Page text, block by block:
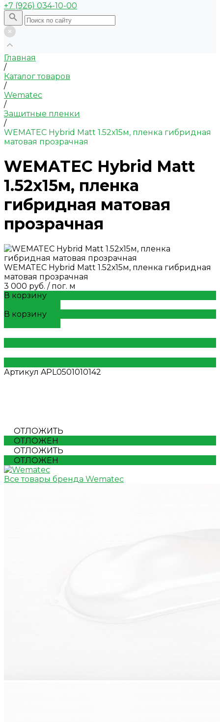
+7 (926) 034-10-00
Главная
/
Каталог товаров
/
Wematec
/
Защитные пленки
/
WEMATEC Hybrid Matt 1.52х15м, пленка гибридная
матовая прозрачная
WEMATEC Hybrid Matt
1.52х15м, пленка
гибридная матовая
прозрачная
WEMATEC Hybrid Matt 1.52х15м, пленка гибридная
матовая прозрачная
3 000 руб. / пог. м
В корзину
В корзину
Артикул APL0501010142
ОТЛОЖИТЬ
ОТЛОЖЕН
ОТЛОЖИТЬ
ОТЛОЖЕН
Все товары бренда Wematec